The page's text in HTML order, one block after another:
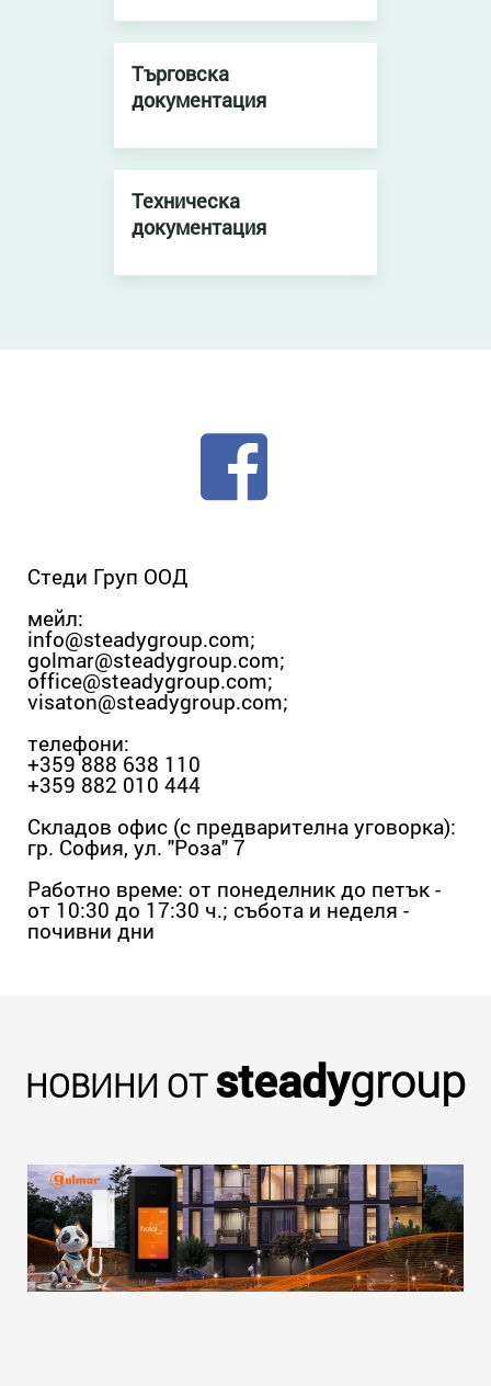
Търговска
документация
Техническа
документация
Стеди Груп ООД
мейл:
info@steadygroup.com;
golmar@steadygroup.com;
office@steadygroup.com;
visaton@steadygroup.com;
телефони:
+359 888 638 110
+359 882 010 444
Складов офис (с предварителна уговорка):
гр. София, ул. "Роза" 7
Работно време: от понеделник до петък -
от 10:30 до 17:30 ч.; събота и неделя -
почивни дни
НОВИНИ ОТsteadygroup